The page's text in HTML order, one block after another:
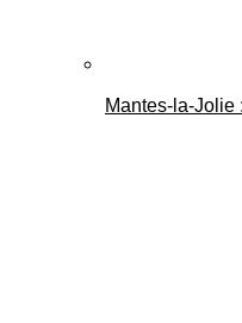
Mantes-la-Jolie